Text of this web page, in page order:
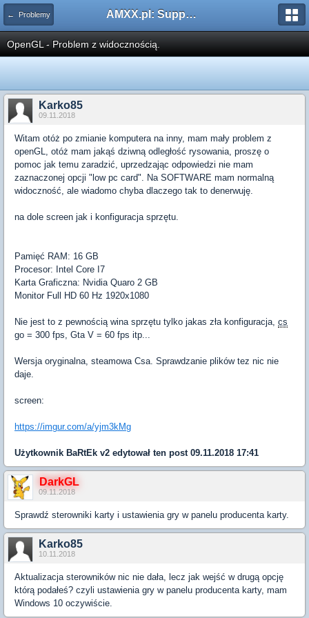
← Problemy AMXX.pl: Support AMX Mod X i SourceMod
OpenGL - Problem z widocznością.
Karko85
09.11.2018
Witam otóż po zmianie komputera na inny, mam mały problem z
openGL, otóż mam jakąś dziwną odległość rysowania, proszę o
pomoc jak temu zaradzić, uprzedzając odpowiedzi nie mam
zaznaczonej opcji "low pc card". Na SOFTWARE mam normalną
widoczność, ale wiadomo chyba dlaczego tak to denerwuję.
na dole screen jak i konfiguracja sprzętu.
Pamięć RAM: 16 GB
Procesor: Intel Core I7
Karta Graficzna: Nvidia Quaro 2 GB
Monitor Full HD 60 Hz 1920x1080
Nie jest to z pewnością wina sprzętu tylko jakas zła konfiguracja, cs
go = 300 fps, Gta V = 60 fps itp...
Wersja oryginalna, steamowa Csa. Sprawdzanie plików tez nic nie
daje.
screen:
https://imgur.com/a/yjm3kMg
Użytkownik BaRtEk v2 edytował ten post 09.11.2018 17:41
DarkGL
09.11.2018
Sprawdź sterowniki karty i ustawienia gry w panelu producenta karty.
Karko85
10.11.2018
Aktualizacja sterowników nic nie dała, lecz jak wejść w drugą opcję
którą podałeś? czyli ustawienia gry w panelu producenta karty, mam
Windows 10 oczywiście.